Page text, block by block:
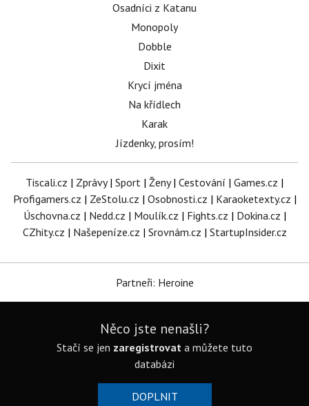
Osadníci z Katanu
Monopoly
Dobble
Dixit
Krycí jména
Na křídlech
Karak
Jízdenky, prosím!
Tiscali.cz | Zprávy| Sport | Ženy| Cestování | Games.cz |
Profigamers.cz | ZeStolu.cz | Osobnosti.cz | Karaoketexty.cz |
Úschovna.cz | Nedd.cz | Moulík.cz | Fights.cz | Dokina.cz |
CZhity.cz | Našepeníze.cz | Srovnám.cz | StartupInsider.cz
Partneři: Heroine
Něco jste nenašli?
Stačí se jen zaregistrovat a můžete tuto
databázi
DOPLNIT